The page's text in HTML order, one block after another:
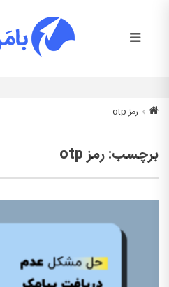
رمز otp
برچسب:رمز otp